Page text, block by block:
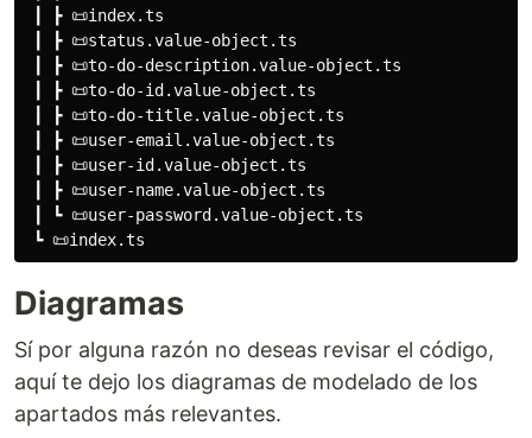
┃ ┣ 📜index.ts
┃ ┣ 📜status.value-object.ts
┃ ┣ 📜to-do-description.value-object.ts
┃ ┣ 📜to-do-id.value-object.ts
┃ ┣ 📜to-do-title.value-object.ts
┃ ┣ 📜user-email.value-object.ts
┃ ┣ 📜user-id.value-object.ts
┃ ┣ 📜user-name.value-object.ts
┃ ┗ 📜user-password.value-object.ts
Diagramas
Sí por alguna razón no deseas revisar el código,
aquí te dejo los diagramas de modelado de los
apartados más relevantes.